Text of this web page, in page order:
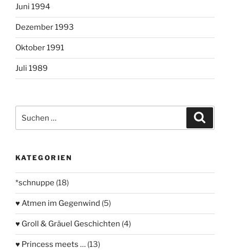
Juni 1994
Dezember 1993
Oktober 1991
Juli 1989
nach:
KATEGORIEN
*schnuppe (18)
♥ Atmen im Gegenwind (5)
♥ Groll & Gräuel Geschichten (4)
♥ Princess meets … (13)